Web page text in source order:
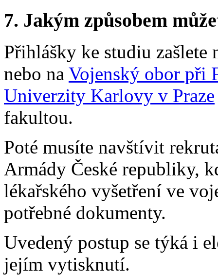
7. Jakým způsobem
Přihlášky ke studiu zašlete
nebo na Vojenský obor při
Univerzity Karlovy v Praze
fakultou.
Poté musíte navštívit
Armády České republiky,
lékařského vyšetření ve
potřebné dokumenty.
Uvedený postup se týká i
jejím vytisknutí.